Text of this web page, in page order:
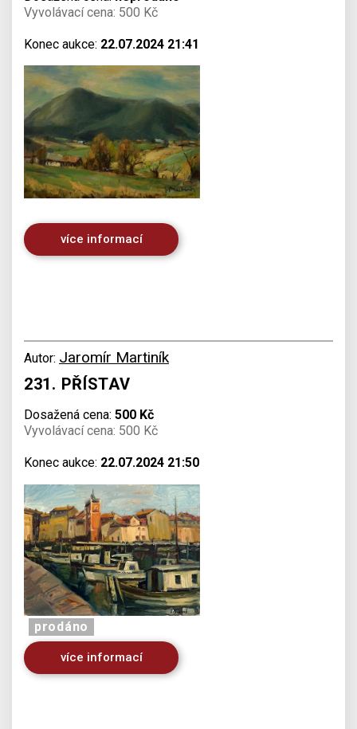
Vyvolávací cena: 500 Kč
Konec aukce: 22.07.2024 21:41
více informací
Autor: Jaromír Martiník
231. PŘÍSTAV
Dosažená cena: 500 Kč
Vyvolávací cena: 500 Kč
Konec aukce: 22.07.2024 21:50
prodáno
více informací